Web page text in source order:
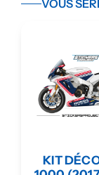
VOUS
KIT